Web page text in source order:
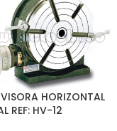
HORIZONTAL
REF: HV-12